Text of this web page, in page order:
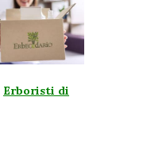
Erboristi di